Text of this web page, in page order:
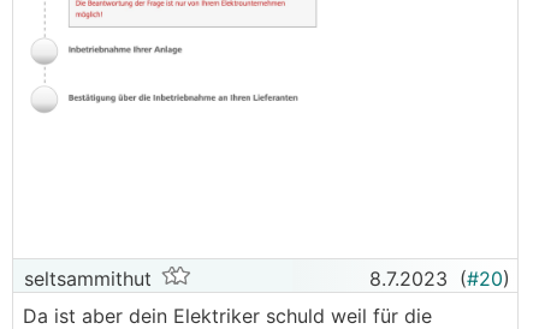
seltsammithut 8.7.2023 (#20)
Da ist aber dein Elektriker schuld weil für die